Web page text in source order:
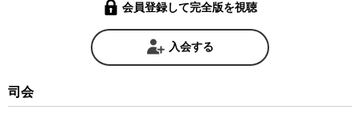
会員登録して完全版を視聴
入会する
司会